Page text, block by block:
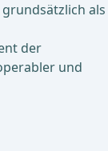
als
der
und